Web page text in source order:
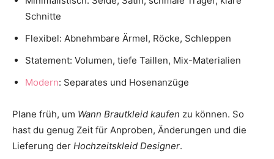
Schnitte
Flexibel: Abnehmbare Ärmel, Röcke, Schleppen
Statement: Volumen, tiefe Taillen, Mix-Materialien
Modern: Separates und Hosenanzüge
Plane früh, um Wann Brautkleid kaufen zu können. So
hast du genug Zeit für Anproben, Änderungen und die
Lieferung der Hochzeitskleid Designer.